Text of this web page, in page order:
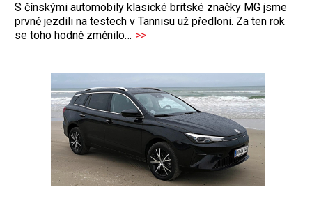
S čínskými automobily klasické britské značky MG jsme
prvně jezdili na testech v Tannisu už předloni. Za ten rok
se toho hodně změnilo… >>